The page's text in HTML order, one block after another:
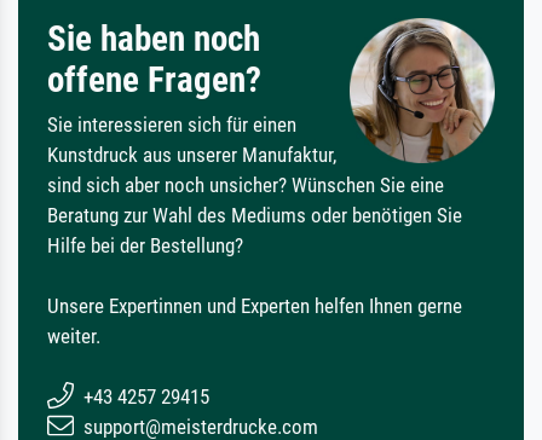
Sie haben noch
offene Fragen?
Sie interessieren sich für einen
Kunstdruck aus unserer Manufaktur,
sind sich aber noch unsicher? Wünschen Sie eine
Beratung zur Wahl des Mediums oder benötigen Sie
Hilfe bei der Bestellung?
Unsere Expertinnen und Experten helfen Ihnen gerne
weiter.
+43 4257 29415
support@meisterdrucke.com